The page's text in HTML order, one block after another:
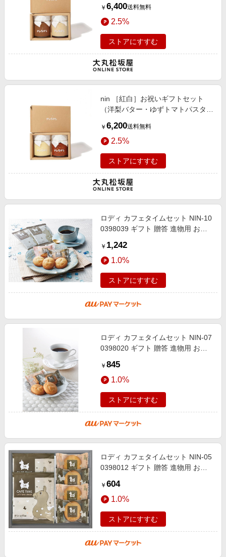
￥ 6,400送料無料
2.5%
ストアにすすむ
nin ［紅白］お祝いギフトセット
（洋梨バター・ゆずトマトパスタソ
￥ 6,200送料無料
2.5%
ストアにすすむ
ロディ カフェタイムセット NIN-10
0398039 ギフト 贈答 進物用 お祝
お歳暮 お供え 洋菓子 個包装
￥ 1,242
1.0%
ストアにすすむ
ロディ カフェタイムセット NIN-07
0398020 ギフト 贈答 進物用 お祝
お歳暮 お供え 洋菓子 個包装
￥ 845
1.0%
ストアにすすむ
ロディ カフェタイムセット NIN-05
0398012 ギフト 贈答 進物用 お祝
お歳暮 お供え 洋菓子 個包装
￥ 604
1.0%
ストアにすすむ